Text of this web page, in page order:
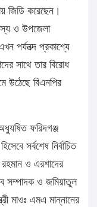
জিডি করেছেন।
ও উপজেলা
পর্যনত্দ প্রকাশ্যে
সাথে তার বিরোধ
উঠেছে বিএনপির
ফরিদগঞ্জ
সর্বশেষ নির্বাচিত
ও এরশাদের
সম্পাদক ও জমিয়াতুল
মাওঃ এমএ মান্নানের